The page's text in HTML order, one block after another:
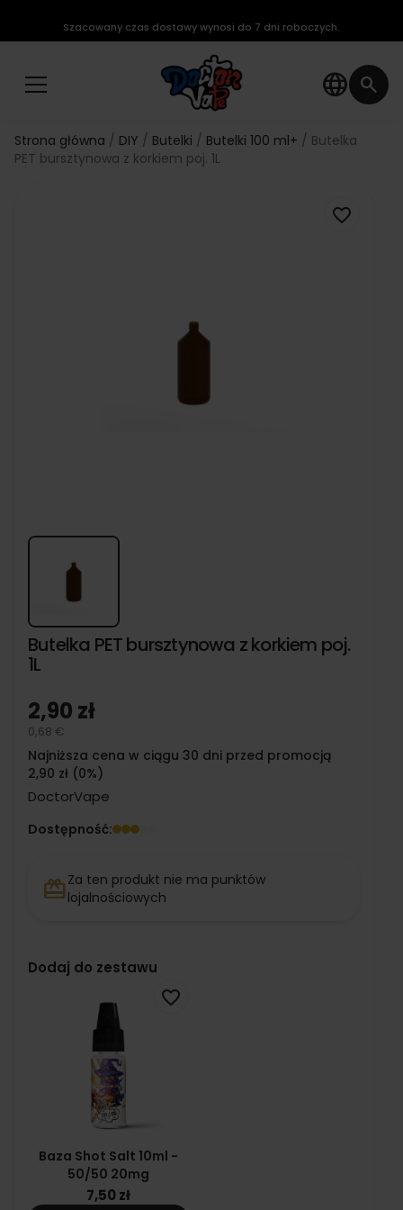
language search
Szacowany czas dostawy wynosi do 7 dni roboczych.
Strona główna DIY Butelki Butelki 100 ml+
Butelka
PET bursztynowa z korkiem poj. 1L
favorite_border
Butelka PET bursztynowa z korkiem poj.
1L
2,90 zł
0,68 €
Najniższa cena w ciągu 30 dni przed promocją
2,90 zł (0%)
DoctorVape
Dostępność:
redeemZa ten produkt nie ma punktów
lojalnościowych
Dodaj do zestawu
Baza Shot Salt 10ml -
50/50 20mg
7,50 zł
favorite_border